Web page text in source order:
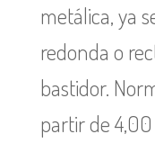
metálica, ya
redonda o
bastidor.
partir de